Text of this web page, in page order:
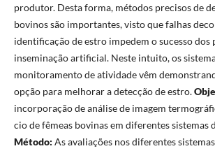
produtor. Desta forma, métodos precisos de
bovinos são importantes, visto que falhas
identificação de estro impedem o sucesso dos
inseminação artificial. Neste intuito, os
monitoramento de atividade vêm
opção para melhorar a detecção de estro.
incorporação de análise de imagem
cio de fêmeas bovinas em diferentes sistemas
Método: As avaliações nos diferentes